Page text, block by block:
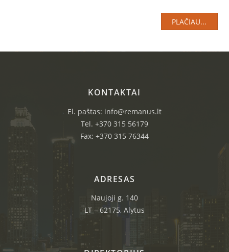
PLAČIAU...
KONTAKTAI
El. paštas: info@remanus.lt
Tel. +370 315 56179
Fax: +370 315 76344
ADRESAS
Naujoji g. 140
LT – 62175, Alytus